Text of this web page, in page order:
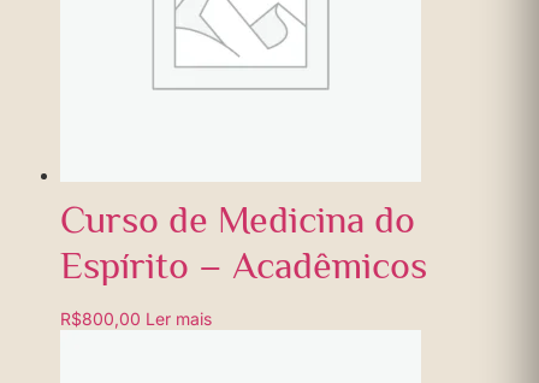
Curso de Medicina do
Espírito – Acadêmicos
R$800,00 Ler mais